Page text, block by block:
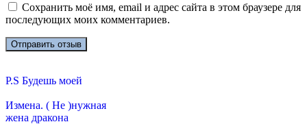
Сохранить моё имя, email и адрес сайта в этом браузере для
последующих моих комментариев.
P.S Будешь моей
Измена. ( Не )нужная
жена дракона